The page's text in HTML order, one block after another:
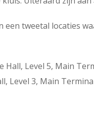
een tweetal locaties
Hall, Level 5, Main
Level 3, Main